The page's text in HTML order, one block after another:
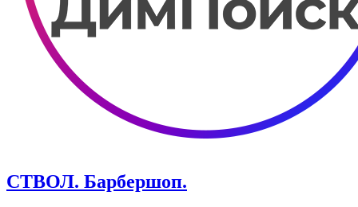
СТВОЛ. Барбершоп.